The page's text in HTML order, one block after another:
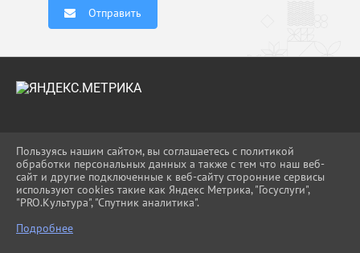
Отправить
ВХОД
КАРТА САЙТА
ПОЛИТИКА ОБРАБОТКИ ПЕРСОНАЛЬНЫХ
ДАННЫХ
СДЕЛАНО НА KUBCMS
Пользуясь нашим сайтом, вы соглашаетесь с политикой
обработки персональных данных а также с тем что наш веб-
сайт и другие подключенные к веб-сайту сторонние сервисы
используют cookies такие как Яндекс Метрика, "Госуслуги",
"PRO.Культура", "Спутник аналитика".
Подробнее